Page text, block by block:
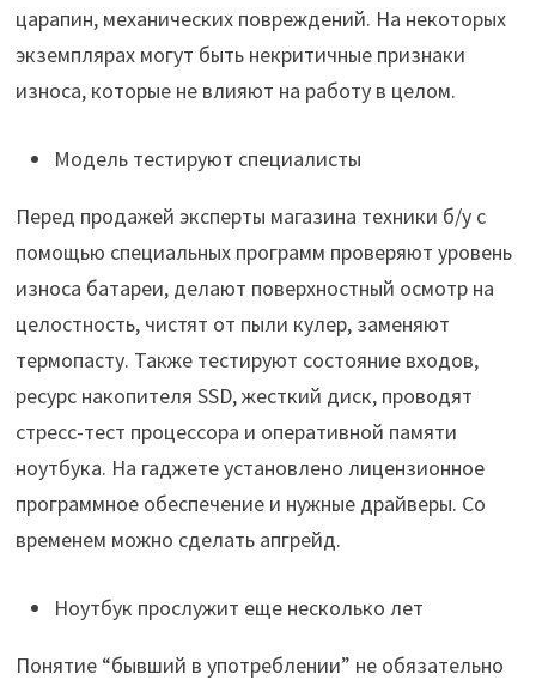
царапин, механических повреждений. На некоторых
экземплярах могут быть некритичные признаки
износа, которые не влияют на работу в целом.
Модель тестируют специалисты
Перед продажей эксперты магазина техники б/у с
помощью специальных программ проверяют уровень
износа батареи, делают поверхностный осмотр на
целостность, чистят от пыли кулер, заменяют
термопасту. Также тестируют состояние входов,
ресурс накопителя SSD, жесткий диск, проводят
стресс-тест процессора и оперативной памяти
ноутбука. На гаджете установлено лицензионное
программное обеспечение и нужные драйверы. Со
временем можно сделать апгрейд.
Ноутбук прослужит еще несколько лет
Понятие “бывший в употреблении” не обязательно